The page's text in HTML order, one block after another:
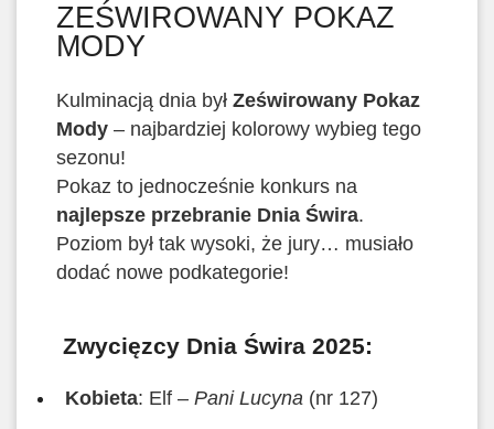
ZEŚWIROWANY POKAZ
MODY
Kulminacją dnia był Ześwirowany Pokaz
Mody – najbardziej kolorowy wybieg tego
sezonu!
Pokaz to jednocześnie konkurs na
najlepsze przebranie Dnia Świra.
Poziom był tak wysoki, że jury… musiało
dodać nowe podkategorie!
Zwycięzcy Dnia Świra 2025:
Kobieta: Elf – Pani Lucyna (nr 127)